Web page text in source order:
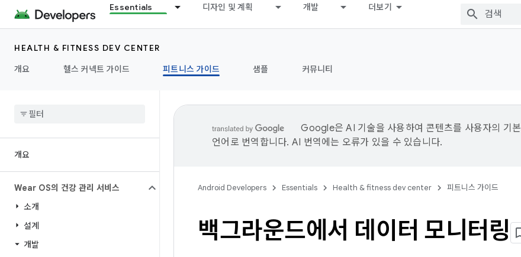
Essentials 디자인 및 계획 개발 더보기
HEALTH & FITNESS DEV CENTER
개요
헬스 커넥트 가이드 피트니스 가이드 샘플 커뮤니티
개요
Wear OS의 건강 관리 서비스
소개
설계
개발
Google은 AI 기술을 사용하여 콘텐츠를 사용자의 기본
언어로 번역합니다. AI 번역에는 오류가 있을 수 있습니다.
Android Developers Essentials Health & fitness dev center 피트니스 가이드
백그라운드에서 데이터 모니터링